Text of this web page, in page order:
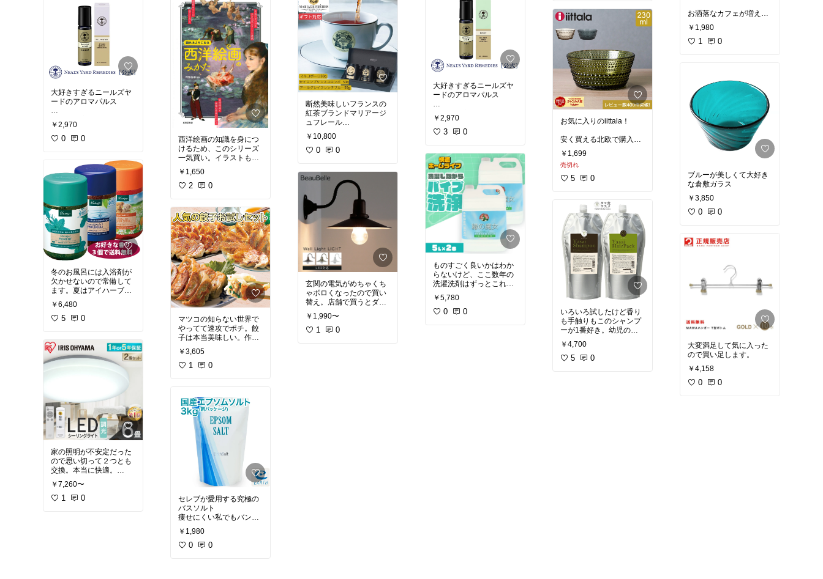
大好きすぎるニールズヤ
ードのアロマパルス
どれも最高なのだけど、
リラクセーションはイラ
イラした時にぴったり
タディだけど、常時3本
くらいは持っておきたい
一品
◇心身がやすらぐ香りの
ブレンド
ベルガモット、ラベンダ
ー、フランキンセンス、
オレンジ、ゼラニウム
￥2,970
0 0
冬のお風呂には入浴剤が
欠かせないので常備して
ます。夏はアイハーブで
買ったゼラニウムとか爽
やかなものを。
よかった #プチギフト
￥6,480
5 0
家の照明が不安定だった
ので思い切って２つとも
交換。本当に快適。
安いし、明るさが段階調
節できるのも良い！
￥7,260〜
1 0
西洋絵画の知識を身につ
けるため、このシリーズ
一気買い。イラストも可
愛いし、用語も簡単だし
アート初心者にはかなり
おすすめ。一般人は知識
ぜひ！
￥1,650
2 0
マツコの知らない世界で
やってて速攻でポチ。餃
子は本当美味しい。作る
の大変だから助かる！
買ってよかった
￥3,605
1 0
セレブが愛用する究極の
バスソルト︎
痩せにくい私でもバンバ
ン脂肪が燃えて一回のお
風呂（1時間）で1キロや
せます！！
￥1,980
0 0
断然美味しいフランスの
紅茶ブランドマリアージ
ュフレール
できればパリで購入した
いところだけどストック
このセットは贈り物にも
ピッタリ！マルコポーロ
は絶対入れたい！！
￥10,800
0 0
玄関の電気がめちゃくち
ゃボロくなったので買い
替え。店舗で買うとダサ
くて数万円が基本なので
通販最強。
った
#カフェ風インテリ
￥1,990〜
1 0
大好きすぎるニールズヤ
ードのアロマパルス
一番リピしているのがス
タディの香り
イラした時に気分転換に
なり最高
￥2,970
3 0
ものすごく良いかはわか
らないけど、ここ数年の
洗濯洗剤はずっとこれ。
コや体に優しいものを使
いたい欲を満たしてくれ
￥5,780
0 0
お気に入りのiittala！
安く買える北欧で購入し
たいところだけど、何度
も持って帰って重いし、
割れるの怖いから日本で
買った方がいいかもしれ
￥1,699
売切れ
5 0
いろいろ試したけど香り
も手触りもこのシャンプ
ーが1番好き。幼児の娘
も含め家族全員で使って
ます。泡立ちが良いので
ワンプッシュでもしっか
￥4,700
5 0
お洒落なカフェが増え、
良い純喫茶を見つけるの
難しくなりました
￥1,980
1 0
ブルーが美しくて大好き
な倉敷ガラス
￥3,850
0 0
大変満足して気に入った
ので買い足します。
￥4,158
0 0